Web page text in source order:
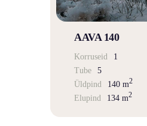
AAVA 140
Korruseid
1
Tube
5
Üldpind
140 m2
Elupind 134 m2